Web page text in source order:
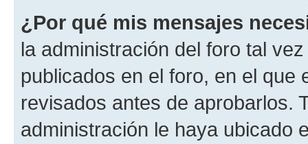
¿Por qué mis mensajes
la administración del foro tal
publicados en el foro, en el
revisados antes de aprobarlos.
administración le haya ubicado